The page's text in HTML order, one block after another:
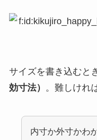
サイズを書き込むと
効寸法） 。難しけれ
内寸か外寸かわ